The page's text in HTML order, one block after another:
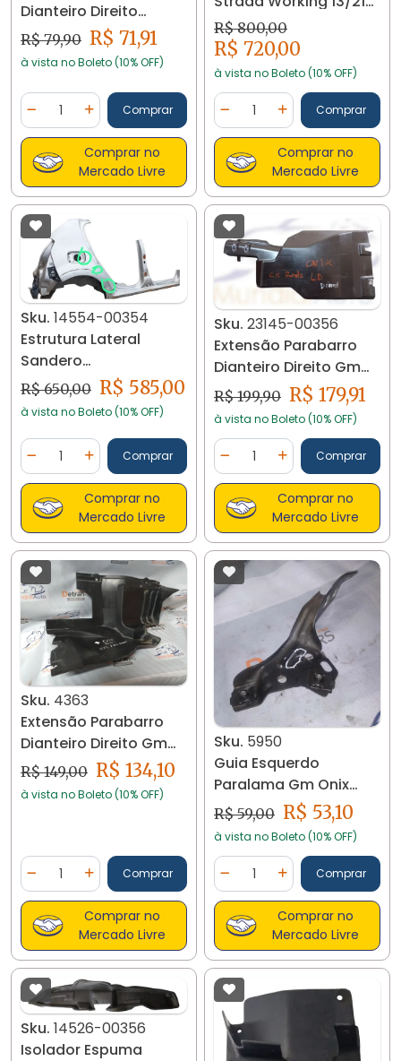
Dianteiro Direito
Sandero 2012/14 21134
R$ 79,90 R$ 71,91
à vista no Boleto (10% OFF)
Diminuir Quantidade
Quantidade
Adicionar Quantidade
Comprar
Comprar no
Mercado Livre
2pts 13132-00354
R$ 800,00
R$ 720,00
à vista no Boleto (10% OFF)
Diminuir Quantidade
Quantidade
AdicionarComprar
Comprar no
Mercado Livre
Sku. 14554-00354
Estrutura Lateral
Sandero
Stepway08/13 Ld
14554-00354
R$ 650,00 R$ 585,00
à vista no Boleto (10% OFF)
Diminuir Quantidade
Quantidade
Adicionar Quantidade
Comprar
Comprar no
Mercado Livre
Sku. 23145-00356
Extensão Parabarro
Dianteiro Direito Gm
Onix 13 A 19. 23145
R$ 199,90 R$ 179,91
à vista no Boleto (10% OFF)
Diminuir Quantidade
Quantidade
AdicionarComprar
Comprar no
Mercado Livre
Sku. 4363
Extensão Parabarro
Dianteiro Direito Gm
Onix 2013/19 4363
R$ 149,00 R$ 134,10
à vista no Boleto (10% OFF)
Diminuir Quantidade
Quantidade
Adicionar Quantidade
Comprar
Comprar no
Mercado Livre
Sku. 5950
Guia Esquerdo
Paralama Gm Onix
Prisma 2013/.. Le 5950
R$ 59,00 R$ 53,10
à vista no Boleto (10% OFF)
Diminuir Quantidade
Quantidade
AdicionarComprar
Comprar no
Mercado Livre
Sku. 14526-00356
Isolador Espuma